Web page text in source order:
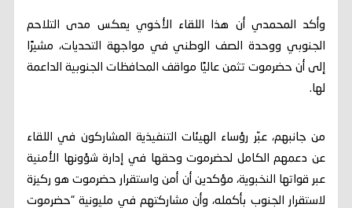
وأكد المحمدي أن هذا اللقاء الأخوي يعكس مدى التلاحم
الجنوبي ووحدة الصف الوطني في مواجهة التحديات، مشيرًا
إلى أن حضرموت تثمن عاليًا مواقف المحافظات الجنوبية الداعمة
لها.
من جانبهم، عبّر رؤساء الهيئات التنفيذية المشاركون في اللقاء
عن دعمهم الكامل لحضرموت وحقها في إدارة شؤونها الأمنية
عبر قواتها النخبوية، مؤكدين أن أمن واستقرار حضرموت هو ركيزة
لاستقرار الجنوب بأكمله، وأن مشاركتهم في مليونية “حضرموت